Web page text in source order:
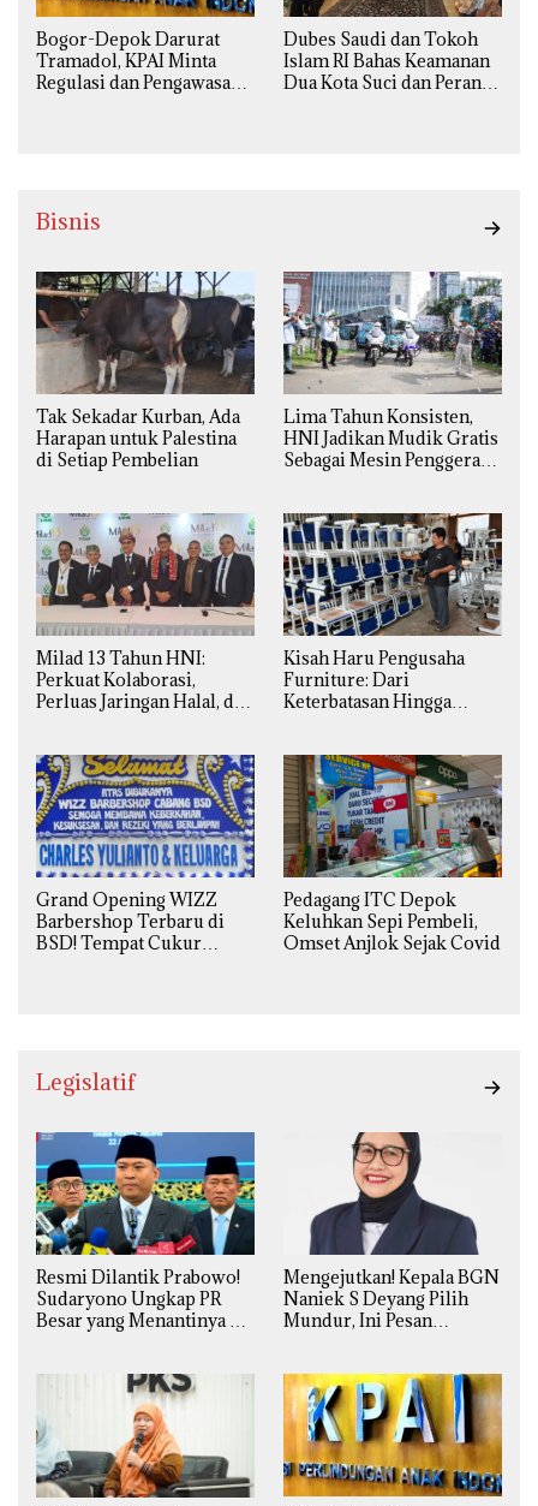
Bogor-Depok Darurat
Tramadol, KPAI Minta
Regulasi dan Pengawasan
Dubes Saudi dan Tokoh
Islam RI Bahas Keamanan
Dua Kota Suci dan Peran
Bisnis
Tak Sekadar Kurban, Ada
Harapan untuk Palestina
di Setiap Pembelian
Lima Tahun Konsisten,
HNI Jadikan Mudik Gratis
Sebagai Mesin Penggerak
Milad 13 Tahun HNI:
Perkuat Kolaborasi,
Perluas Jaringan Halal, dan
Kisah Haru Pengusaha
Furniture: Dari
Keterbatasan Hingga
Grand Opening WIZZ
Barbershop Terbaru di
BSD! Tempat Cukur
Pedagang ITC Depok
Keluhkan Sepi Pembeli,
Omset Anjlok Sejak Covid
Legislatif
Resmi Dilantik Prabowo!
Sudaryono Ungkap PR
Besar yang Menantinya di
Mengejutkan! Kepala BGN
Naniek S Deyang Pilih
Mundur, Ini Pesan